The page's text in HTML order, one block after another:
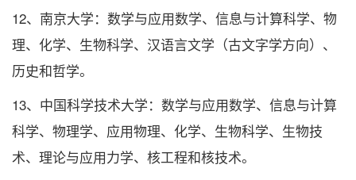
12、南京大学：数学与应用数学、信息与计算科学、物
理、化学、生物科学、汉语言文学（古文字学方向）、
历史和哲学。
13、中国科学技术大学：数学与应用数学、信息与计算
科学、物理学、应用物理、化学、生物科学、生物技
术、理论与应用力学、核工程和核技术。